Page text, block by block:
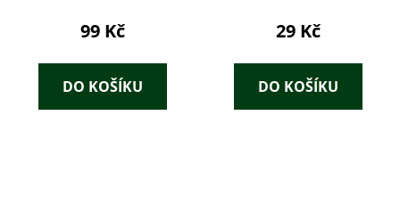
99 Kč
DO KOŠÍKU
29 Kč
DO KOŠÍKU